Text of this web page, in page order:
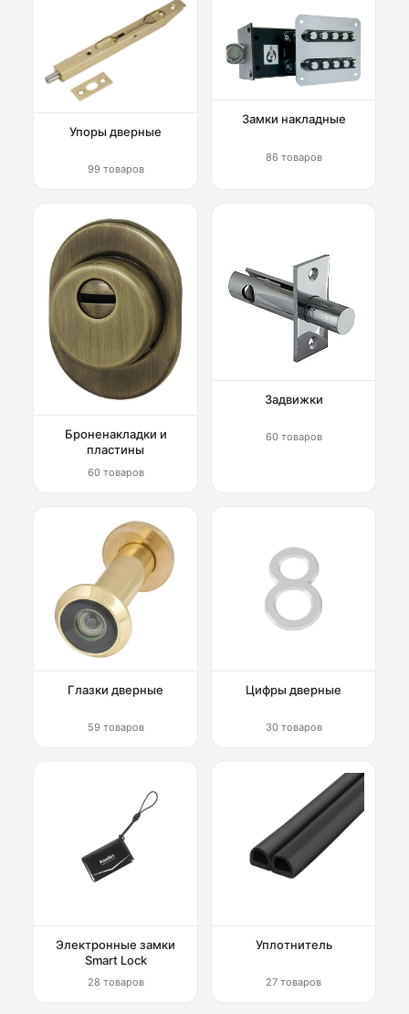
Упоры дверные
99 товаров
Замки накладные
86 товаров
Броненакладки и
пластины
60 товаров
Задвижки
60 товаров
Глазки дверные
59 товаров
Цифры дверные
30 товаров
Электронные замки
Smart Lock
28 товаров
Уплотнитель
27 товаров